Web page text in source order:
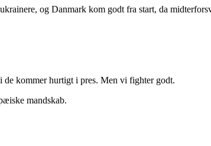
og Danmark kom godt fra start, da
kommer hurtigt i pres. Men vi fighter godt.
mandskab.